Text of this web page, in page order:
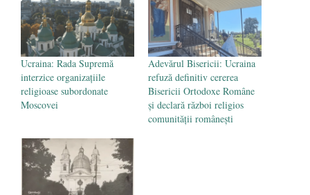
- 16 aprilie 2026
Ucraina: Rada Supremă
interzice organizațiile
religioase subordonate
Moscovei
Adevărul Bisericii: Ucraina
refuză definitiv cererea
Bisericii Ortodoxe Române
și declară război religios
comunității românești